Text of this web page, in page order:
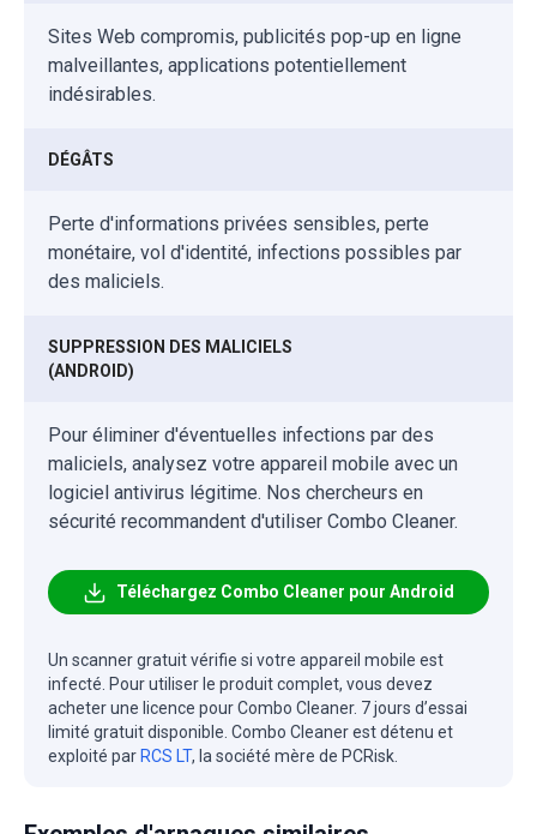
Sites Web compromis, publicités pop-up en ligne
malveillantes, applications potentiellement
indésirables.
DÉGÂTS
Perte d'informations privées sensibles, perte
monétaire, vol d'identité, infections possibles par
des maliciels.
SUPPRESSION DES MALICIELS
(ANDROID)
Pour éliminer d'éventuelles infections par des
maliciels, analysez votre appareil mobile avec un
logiciel antivirus légitime. Nos chercheurs en
sécurité recommandent d'utiliser Combo Cleaner.
Téléchargez Combo Cleaner pour Android
Un scanner gratuit vérifie si votre appareil mobile est
infecté. Pour utiliser le produit complet, vous devez
acheter une licence pour Combo Cleaner. 7 jours d’essai
limité gratuit disponible. Combo Cleaner est détenu et
exploité par RCS LT, la société mère de PCRisk.